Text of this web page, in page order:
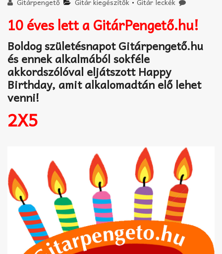
TABok
Improvizáció
10 éves lett a GitárPengető.hu!
Boldog születésnapot Gitárpengető.hu
és ennek alkalmából sokféle
akkordszólóval eljátszott Happy
Birthday, amit alkalomadtán elő lehet
venni!
2X5